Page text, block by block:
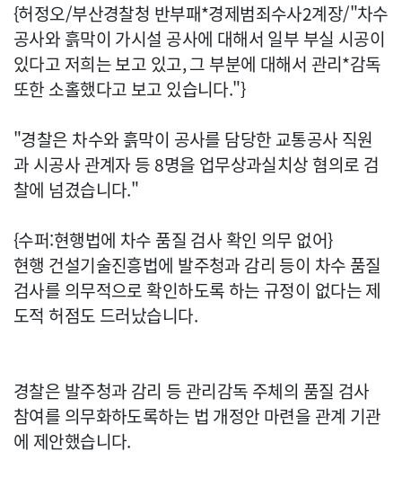
{허정오/부산경찰청 반부패*경제범죄수사2계장/"차수
공사와 흙막이 가시설 공사에 대해서 일부 부실 시공이
있다고 저희는 보고 있고, 그 부분에 대해서 관리*감독
또한 소홀했다고 보고 있습니다."}
"경찰은 차수와 흙막이 공사를 담당한 교통공사 직원
과 시공사 관계자 등 8명을 업무상과실치상 혐의로 검
찰에 넘겼습니다."
{수퍼:현행법에 차수 품질 검사 확인 의무 없어}
현행 건설기술진흥법에 발주청과 감리 등이 차수 품질
검사를 의무적으로 확인하도록 하는 규정이 없다는 제
도적 허점도 드러났습니다.
경찰은 발주청과 감리 등 관리감독 주체의 품질 검사
참여를 의무화하도록하는 법 개정안 마련을 관계 기관
에 제안했습니다.